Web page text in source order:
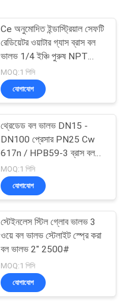
Ce অনুমোদিত ইন্ডাস্ট্রিয়াল সেফটি
রেডিয়েটর ওয়াটার গ্যাস ব্রাস বল
ভালভ 1/4 ইঞ্চি পুরুষ NPT
লিভার শাট অফ ভালভ
MOQ:1 পিসি
যোগাযোগ
থ্রেডেড বল ভালভ DN15 -
DN100 প্রেসার PN25 Cw
617n / HPB59-3 ব্রাস বল
কক ভালভ
MOQ:1 পিসি
যোগাযোগ
স্টেইনলেস স্টিল গ্লোব ভালভ 3
ওয়ে বল ভালভ স্টেলাইট স্প্রে করা
বল ভালভ 2" 2500#
MOQ:1 পিসি
যোগাযোগ